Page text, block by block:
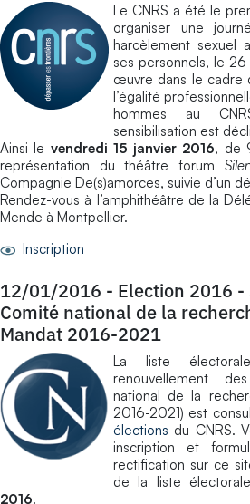
Le CNRS a été le
organiser une
harcèlement sexuel
ses personnels, le
œuvre dans le cadre
l’égalité
hommes au
sensibilisation est
Ainsi le vendredi 15 janvier 2016, de
représentation du théâtre forum
Compagnie De(s)amorces, suivie d’un
Rendez-vous à l’amphithéâtre de la
Mende à Montpellier.
Inscription
12/01/2016 - Election 2016 -
Comité national de la
Mandat 2016-2021
La liste
renouvellement
national de la
2016-2021) est
élections du CNRS.
inscription et
rectification sur ce
de la liste
2016.